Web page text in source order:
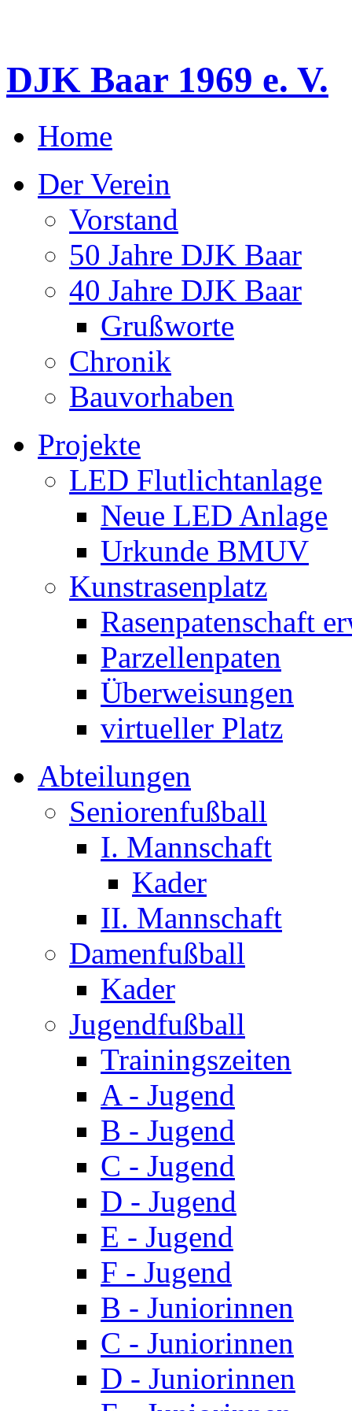
DJK Baar 1969 e. V.
Home
Der Verein
Vorstand
50 Jahre DJK Baar
40 Jahre DJK Baar
Grußworte
Chronik
Bauvorhaben
Projekte
LED Flutlichtanlage
Neue LED Anlage
Urkunde BMUV
Kunstrasenplatz
Rasenpatenschaft
Parzellenpaten
Überweisungen
virtueller Platz
Abteilungen
Seniorenfußball
I. Mannschaft
Kader
II. Mannschaft
Damenfußball
Kader
Jugendfußball
Trainingszeiten
A - Jugend
B - Jugend
C - Jugend
D - Jugend
E - Jugend
F - Jugend
B - Juniorinnen
C - Juniorinnen
D - Juniorinnen